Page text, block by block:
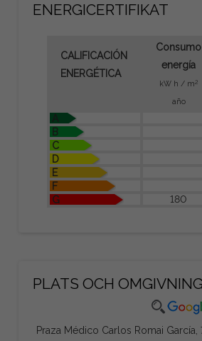
ENERGICERTIFIKAT
CALIFICACIÓN
ENERGÉTICA
Consumo
energía
kW h / m 2
año
A
B
C
D
E
F
G
180
PLATS OCH OMGIVNING
Praza Médico Carlos Romai García,